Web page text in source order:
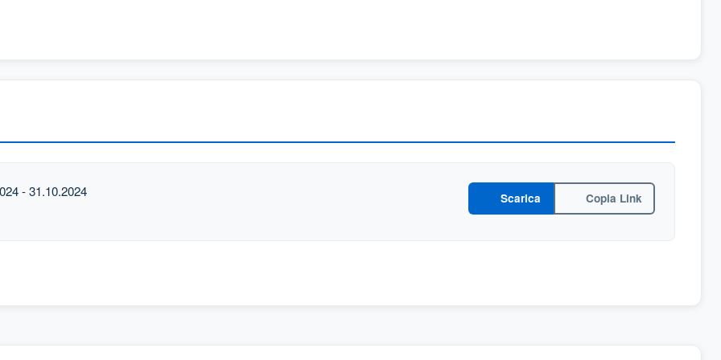
- 31.10.2024 Scarica Copia Link